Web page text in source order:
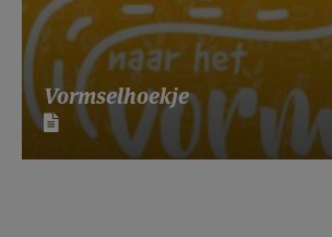
Vormselhoekje